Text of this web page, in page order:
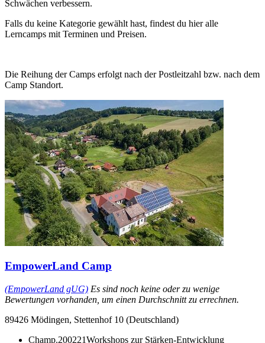
Schwächen verbessern.
Falls du keine Kategorie gewählt hast, findest du hier alle
Lerncamps mit Terminen und Preisen.
Die Reihung der Camps erfolgt nach der Postleitzahl bzw. nach dem
Camp Standort.
EmpowerLand Camp
(EmpowerLand gUG) Es sind noch keine oder zu wenige
Bewertungen vorhanden, um einen Durchschnitt zu errechnen.
89426 Mödingen, Stettenhof 10 (Deutschland)
Champ.200221Workshops zur Stärken-Entwicklung